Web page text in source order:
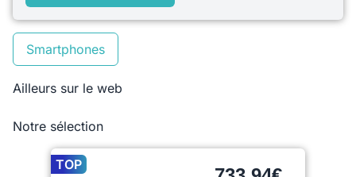
Smartphones
Ailleurs sur le web
Notre sélection
TOP